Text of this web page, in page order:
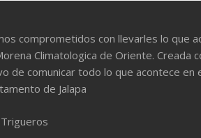
comprometidos con llevarles lo que
Climatologica de Oriente. Creada
de comunicar todo lo que acontece en
de Jalapa